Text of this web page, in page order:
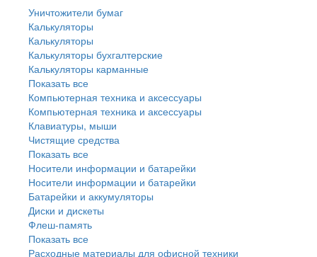
Уничтожители бумаг
Калькуляторы
Калькуляторы
Калькуляторы бухгалтерские
Калькуляторы карманные
Показать все
Компьютерная техника и аксессуары
Компьютерная техника и аксессуары
Клавиатуры, мыши
Чистящие средства
Показать все
Носители информации и батарейки
Носители информации и батарейки
Батарейки и аккумуляторы
Диски и дискеты
Флеш-память
Показать все
Расходные материалы для офисной техники